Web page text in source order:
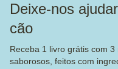
Deixe-nos
cão
Receba 1 livro grátis com
saborosos, feitos com
Mais
Alimentação
Veja